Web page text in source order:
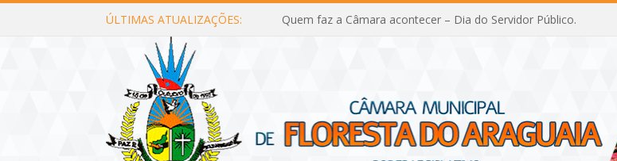
ÚLTIMAS ATUALIZAÇÕES: Quem faz a Câmara acontecer – Dia do Servidor Público.